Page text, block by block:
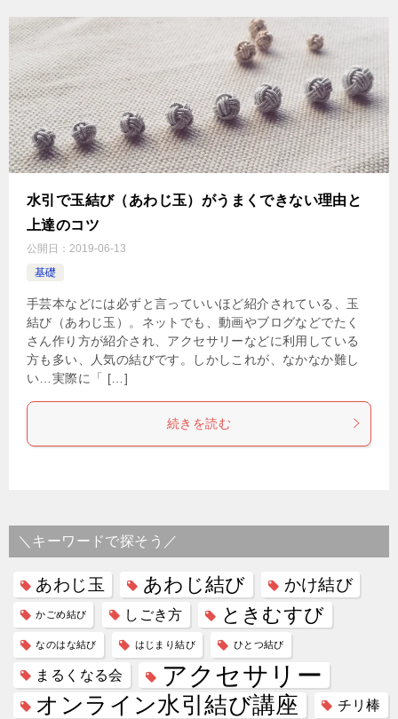
水引で玉結び（あわじ玉）がうまくできない理由と
上達のコツ
公開日： 2019-06-13
基礎
手芸本などには必ずと言っていいほど紹介されている、玉
結び（あわじ玉）。ネットでも、動画やブログなどでたく
さん作り方が紹介され、アクセサリーなどに利用している
方も多い、人気の結びです。しかしこれが、なかなか難し
い…実際に「 […]
続きを読む
＼キーワードで探そう／
あわじ玉 あわじ結び かけ結び
かごめ結び しごき方 ときむすび
なのはな結び はじまり結び ひとつ結び
まるくなる会 アクセサリー
オンライン水引結び講座 チリ棒